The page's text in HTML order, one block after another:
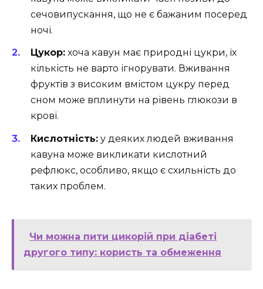
сечовипускання, що не є бажаним посеред
ночі.
Цукор: хоча кавун має природні цукри, їх
кількість не варто ігнорувати. Вживання
фруктів з високим вмістом цукру перед
сном може вплинути на рівень глюкози в
крові.
Кислотність: у деяких людей вживання
кавуна може викликати кислотний
рефлюкс, особливо, якщо є схильність до
таких проблем.
Чи можна пити цикорій при діабеті
другого типу: користь та обмеження